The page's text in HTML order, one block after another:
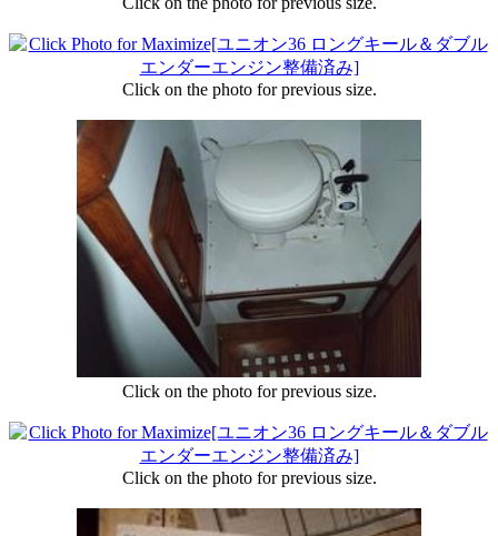
Click on the photo for previous size.
Click on the photo for previous size.
Click on the photo for previous size.